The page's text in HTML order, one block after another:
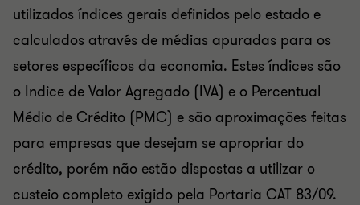
utilizados índices gerais definidos pelo estado e
calculados através de médias apuradas para os
setores específicos da economia. Estes índices são
o Indice de Valor Agregado (IVA) e o Percentual
Médio de Crédito (PMC) e são aproximações feitas
para empresas que desejam se apropriar do
crédito, porém não estão dispostas a utilizar o
custeio completo exigido pela Portaria CAT 83/09.